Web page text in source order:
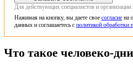
Для действующих специалистов и
Нажимая на кнопку, вы даете свое согласие на
данных и соглашаетесь с политикой обработки
Что такое человеко-дни